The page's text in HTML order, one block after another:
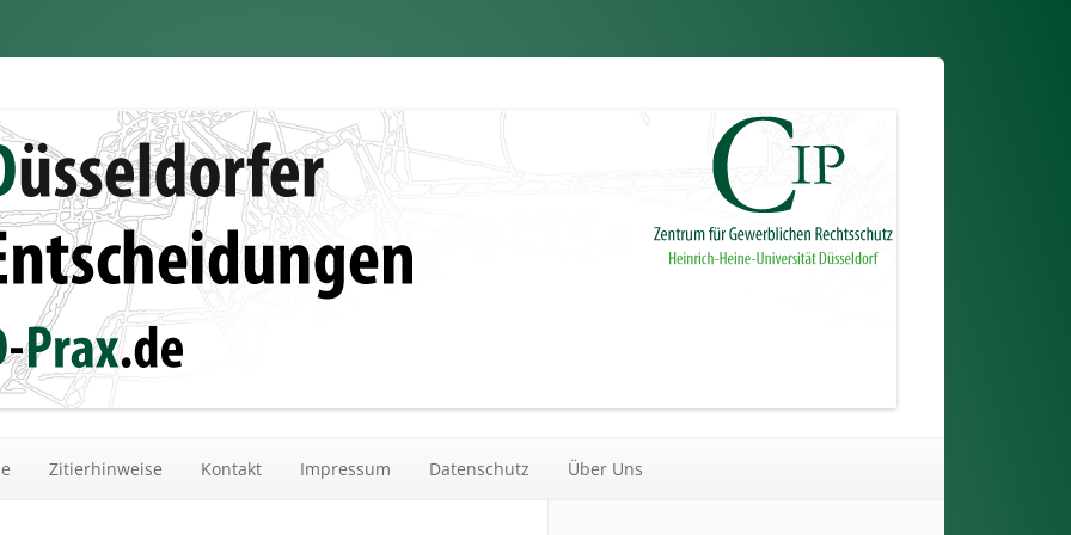
Zitierhinweise Kontakt Impressum Datenschutz Über Uns